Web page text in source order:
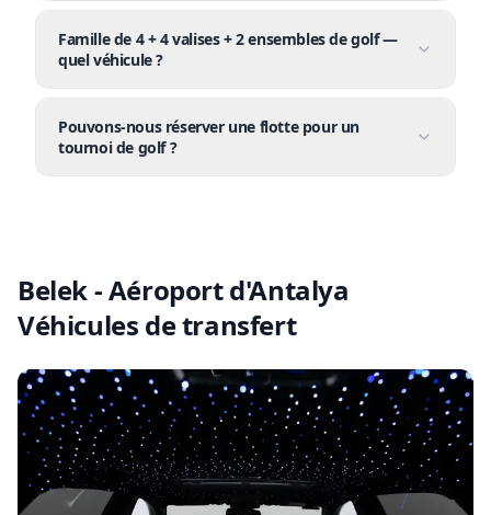
Famille de 4 + 4 valises + 2 ensembles de golf —
quel véhicule ?
Pouvons-nous réserver une flotte pour un
tournoi de golf ?
Belek - Aéroport d'Antalya
Véhicules de transfert